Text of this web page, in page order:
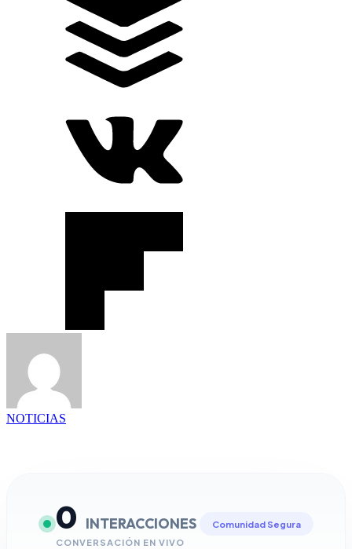
NOTICIAS
0 INTERACCIONES
CONVERSACIÓN EN VIVO
Comunidad Segura